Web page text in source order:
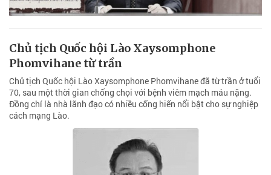
Chủ tịch Quốc hội Lào Xaysomphone
Phomvihane từ trần
Chủ tịch Quốc hội Lào Xaysomphone Phomvihane đã từ trần ở tuổi
70, sau một thời gian chống chọi với bệnh viêm mạch máu nặng.
Đồng chí là nhà lãnh đạo có nhiều cống hiến nổi bật cho sự nghiệp
cách mạng Lào.